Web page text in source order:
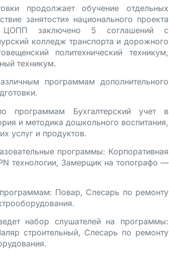
продолжает обучение отдельных
занятости» национального проекта
ЦОПП заключено 5 соглашений с
колледж транспорта и дорожного
политехнический техникум,
техникум.
программам дополнительного
программам Бухгалтерский учет в
и методика дошкольного воспитания,
услуг и продуктов.
программы: Корпоративная
технологии, Замерщик на топографо —
Повар, Слесарь по ремонту
набор слушателей на программы:
строительный, Слесарь по ремонту